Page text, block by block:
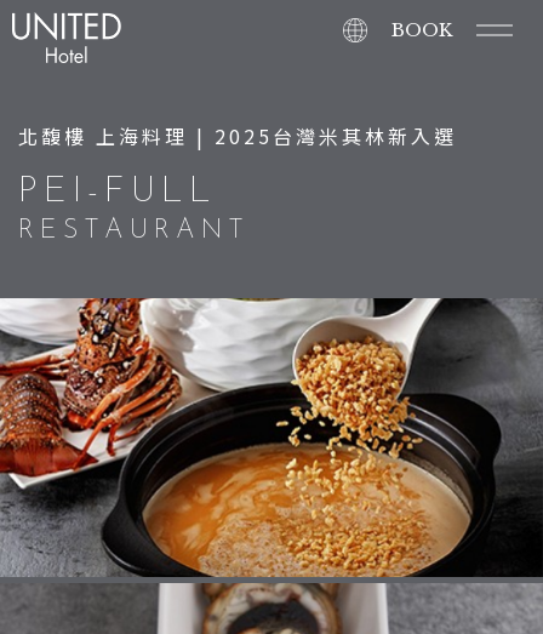
BOOK
北馥樓 上海料理 | 2025台灣米其林新入選
PEI-FULL
RESTAURANT